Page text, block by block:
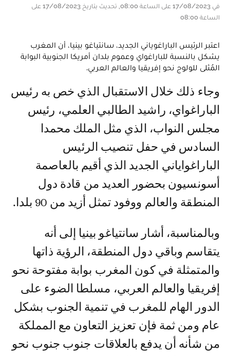
في 17/08/2023 على الساعة 08:00, تحديث بتاريخ 17/08/2023 على
الساعة 08:00
اعتبر الرئيس الباراغوياني الجديد، سانتياغو بينيا، أن المغرب
يشكل بالنسبة للباراغواي وعموم بلدان أمريكا الجنوبية البوابة
المُثلى للولوج نحو إفريقيا والعالم العربي.
وجاء ذلك خلال الاستقبال الذي خص به رئيس
الباراغواي، راشيد الطالبي العلمي، رئيس
مجلس النواب، الذي مثل الملك محمدا
السادس في حفل تنصيب الرئيس
الباراغواياني الجديد الذي أقيم بالعاصمة
أسونسيون بحضور العديد من قادة دول
المنطقة والعالم ووفود تمثل أزيد من 90 بلدا.
وبالمناسبة، أشار سانتياغو بينيا إلى أنه
يتقاسم وباقي دول المنطقة، الرؤية ذاتها
والمتمثلة في كون المغرب بوابة مفتوحة نحو
إفريقيا والعالم العربي، مسلطا الضوء على
الدور الهام للمغرب في تنمية الجنوب بشكل
عام ومن ثمة فإن تعزيز التعاون مع المملكة
من شأنه أن يدفع بالعلاقات جنوب جنوب نحو